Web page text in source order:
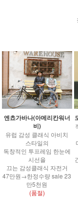
엔쵸가바나(아메리칸워너
비)
유럽 감성 클래식 아비치
스타일의
독창적인 투프레임 한눈에
시선을
끄는 감성클래식 자전거
47만원→한정수량 sale 23
만5천원
(품절)